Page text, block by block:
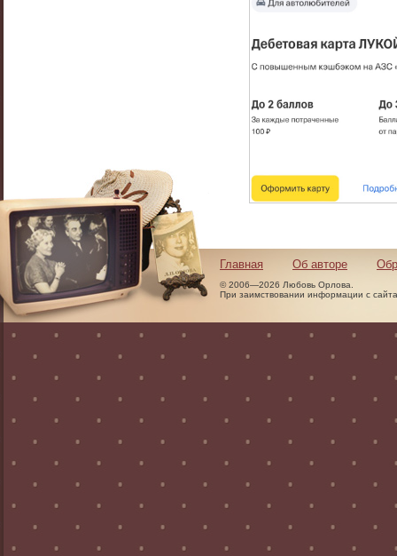
Главная Об авторе
© 2006—2026 Любовь Орлова.
При заимствовании информации с